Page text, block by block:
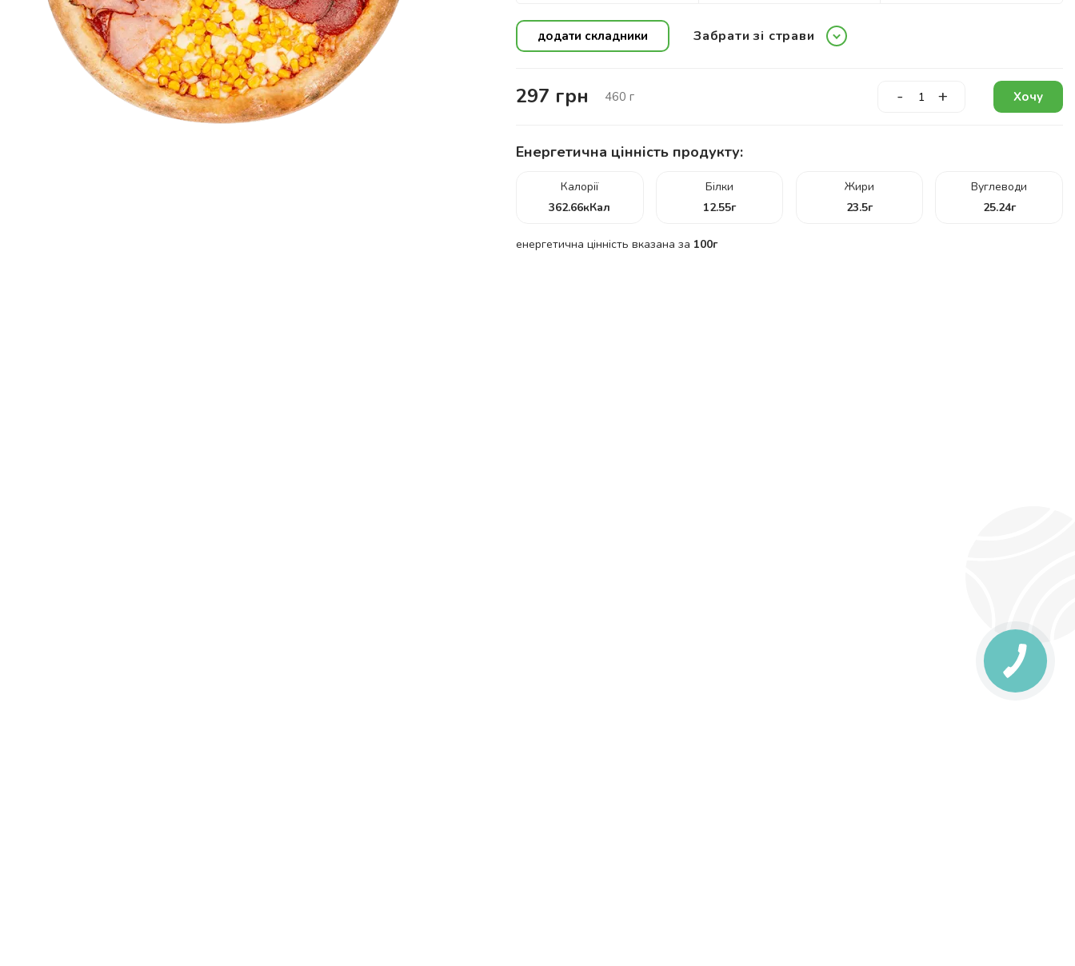
додати складники Забрати зі страви
297 грн 460 г - + Хочу
Енергетична цінність продукту:
Калорії
362.66кКал
Білки
12.55г
Жири
23.5г
Вуглеводи
25.24г
енергетична цінність вказана за 100г